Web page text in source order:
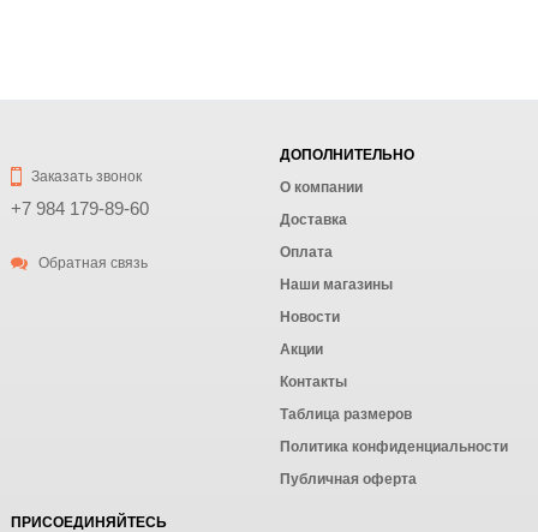
Заказать звонок
+7 984 179-89-60
Обратная связь
ДОПОЛНИТЕЛЬНО
О компании
Доставка
Оплата
Наши магазины
Новости
Акции
Контакты
Таблица размеров
Политика конфиденциальности
Публичная оферта
ПРИСОЕДИНЯЙТЕСЬ